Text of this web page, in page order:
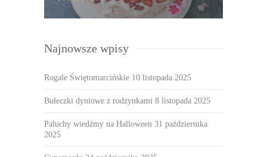
Najnowsze wpisy
Rogale Świętomarcińskie 10 listopada 2025
Bułeczki dyniowe z rodzynkami 8 listopada 2025
Paluchy wiedźmy na Halloween 31 października
2025